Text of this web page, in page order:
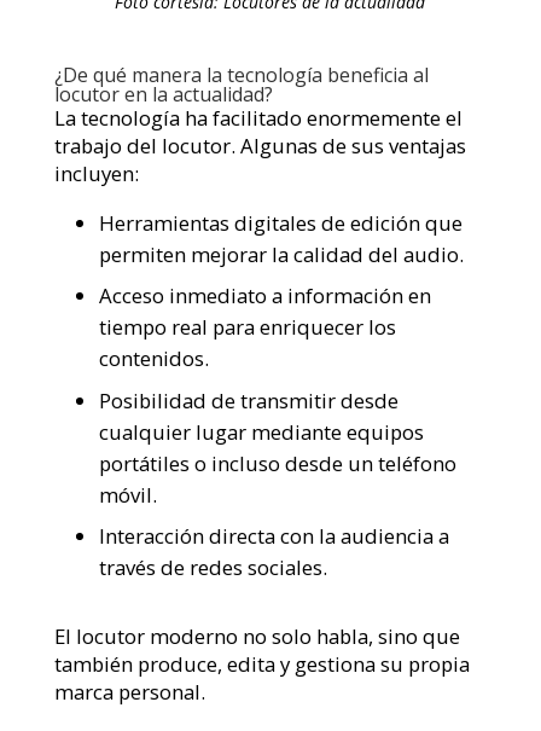
¿De qué manera la tecnología beneficia al
locutor en la actualidad?
La tecnología ha facilitado enormemente el
trabajo del locutor. Algunas de sus ventajas
incluyen:
Herramientas digitales de edición que
permiten mejorar la calidad del audio.
Acceso inmediato a información en
tiempo real para enriquecer los
contenidos.
Posibilidad de transmitir desde
cualquier lugar mediante equipos
portátiles o incluso desde un teléfono
móvil.
Interacción directa con la audiencia a
través de redes sociales.
El locutor moderno no solo habla, sino que
también produce, edita y gestiona su propia
marca personal.